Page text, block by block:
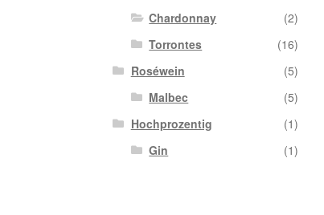
Chardonnay
(2)
Torrontes
(16)
Roséwein
(5)
Malbec
(5)
Hochprozentig
(1)
Gin
(1)